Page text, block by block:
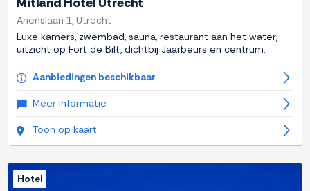
Ariënslaan 1, Utrecht
Luxe kamers, zwembad, sauna, restaurant aan het water,
uitzicht op Fort de Bilt, dichtbij Jaarbeurs en centrum.
Aanbiedingen beschikbaar
Meer informatie
Toon op kaart
Hotel